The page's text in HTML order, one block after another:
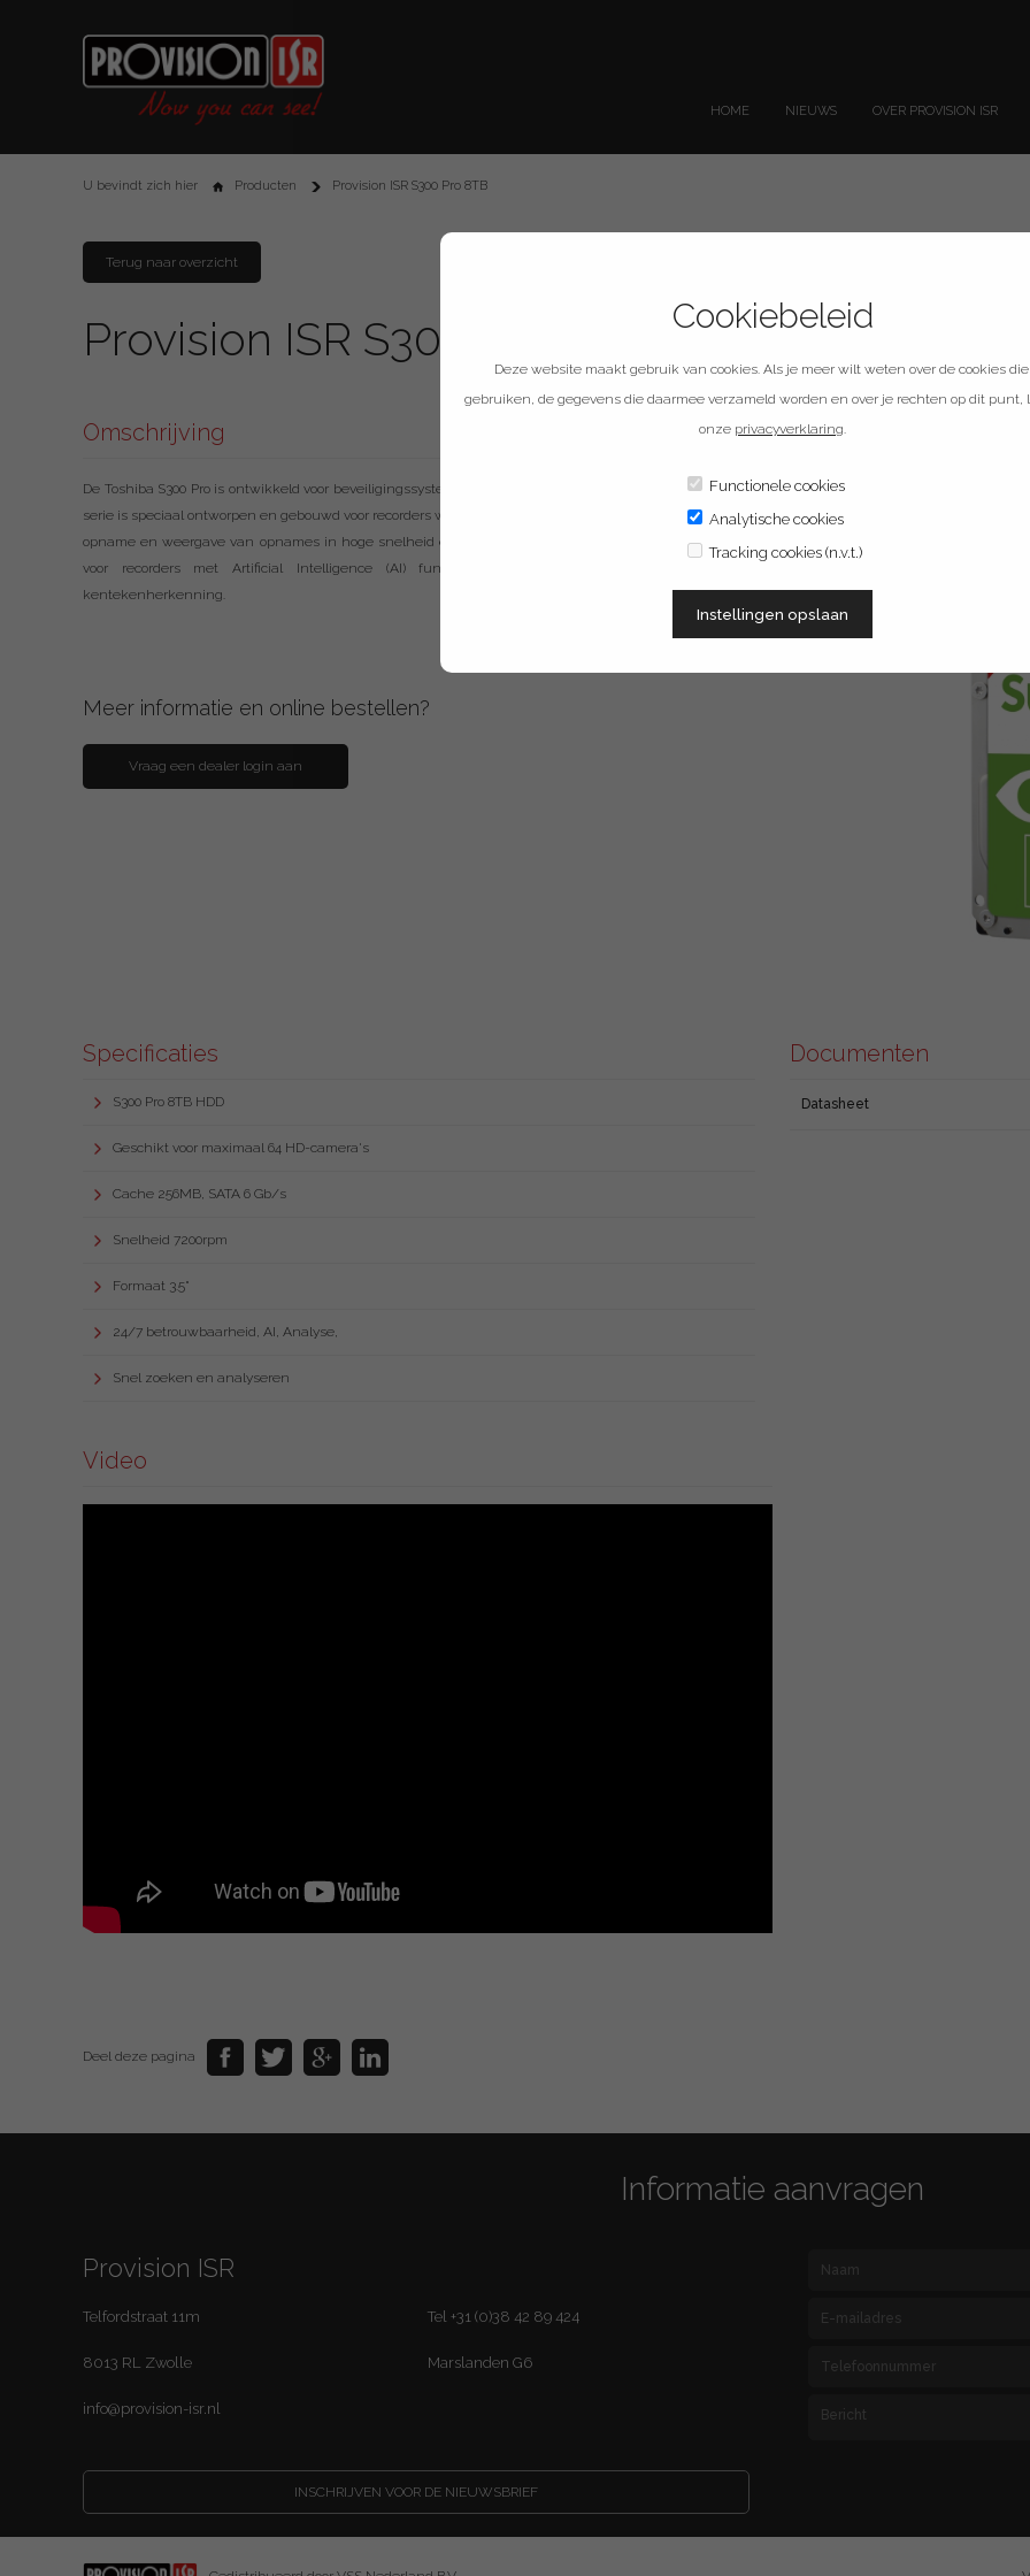
HOME NIEUWS OVER PROVISION ISR
U bevindt zich hier Producten Provision ISR S300 Pro 8TB
Terug naar overzicht
Provision ISR S300 Pro 8TB
Omschrijving
De Toshiba S300 Pro is ontwikkeld voor beveiligingssystemen met maximaal 64 HD-camera's. De S300 Pro
serie is speciaal ontworpen en gebouwd voor recorders welke 24/7 beschikbaar moeten zijn voor realtime
opname en weergave van opnames in hoge snelheid en kwaliteit. De Pro serie is de perfecte harddisk
voor recorders met Artificial Intelligence (AI) functies zoals object-, gezicht-, voertuig-, en
kentekenherkenning.
Meer informatie en online bestellen?
Vraag een dealer login aan
Specificaties
S300 Pro 8TB HDD
Geschikt voor maximaal 64 HD-camera's
Cache 256MB, SATA 6 Gb/s
Snelheid 7200rpm
Formaat 3.5"
24/7 betrouwbaarheid, AI, Analyse,
Snel zoeken en analyseren
Documenten
Datasheet
Video
Deel deze pagina
Informatie aanvragen
Provision ISR
Telfordstraat 11m Tel +31 (0)38 42 89 424
8013 RL Zwolle Marslanden G6
info@provision-isr.nl
INSCHRIJVEN VOOR DE NIEUWSBRIEF
Cookiebeleid
Deze website maakt gebruik van cookies. Als je meer wilt weten over de cookies
gebruiken, de gegevens die daarmee verzameld worden en over je rechten op dit punt,
onze privacyverklaring
Functionele cookies
Analytische cookies
Tracking cookies (n.v.t.)
Instellingen opslaan